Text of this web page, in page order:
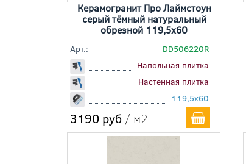
Керамогранит Про Лаймстоун
серый тёмный натуральный
обрезной 119,5x60
Арт.:
DD506220R
Напольная плитка
Настенная плитка
119,5x60
3190 руб / м2